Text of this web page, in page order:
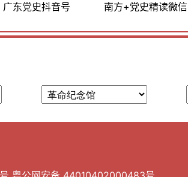
广东党史抖音号 南方+党史精读微信